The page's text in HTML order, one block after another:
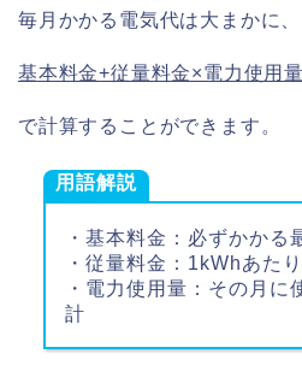
毎月かかる電気代は大まかに、
基本料金+従量料金×電力使用量
で計算することができます。
用語解説
・基本料金：必ずかかる
・従量料金：1kWhあた
・電力使用量：その月に
計